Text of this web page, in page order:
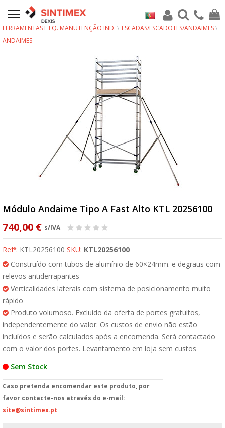
FERRAMENTAS E EQ. MANUTENÇÃO IND.
ESCADAS/ESCADOTES/ANDAIMES
ANDAIMES
Módulo Andaime Tipo A Fast Alto KTL 20256100
740,00 € s/IVA
Refª: KTL20256100 SKU: KTL20256100
Construído com tubos de alumínio de 60×24mm. e degraus com
relevos antiderrapantes
Verticalidades laterais com sistema de posicionamento muito
rápido
Produto volumoso. Excluído da oferta de portes gratuitos,
independentemente do valor. Os custos de envio não estão
incluídos e serão calculados após a encomenda. Será contactado
com o valor dos portes. Levantamento em loja sem custos
Sem Stock
Caso pretenda encomendar este produto, por
favor contacte-nos através do e-mail:
site@sintimex.pt